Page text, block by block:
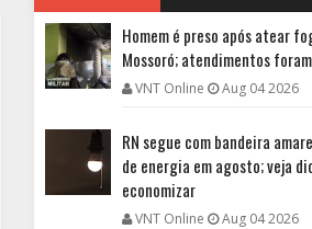
Homem é preso após atear
Mossoró; atendimentos
VNT Online Aug 04 2026
RN segue com bandeira
de energia em agosto; veja
economizar
VNT Online Aug 04 2026